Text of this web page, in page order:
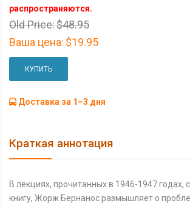
распространяются.
Old Price:$48.95
Ваша цена: $19.95
КУПИТЬ
Доставка за 1–3 дня
Краткая аннотация
В лекциях, прочитанных в 1946-1947 годах,
книгу, Жорж Бернанос размышляет о